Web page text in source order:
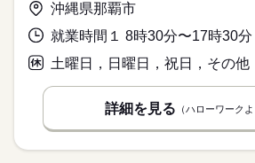
沖縄県那覇市
就業時間１ 8時30分〜17時30分
土曜日，日曜日，祝日，その他
詳細を見る （ハローワークよ